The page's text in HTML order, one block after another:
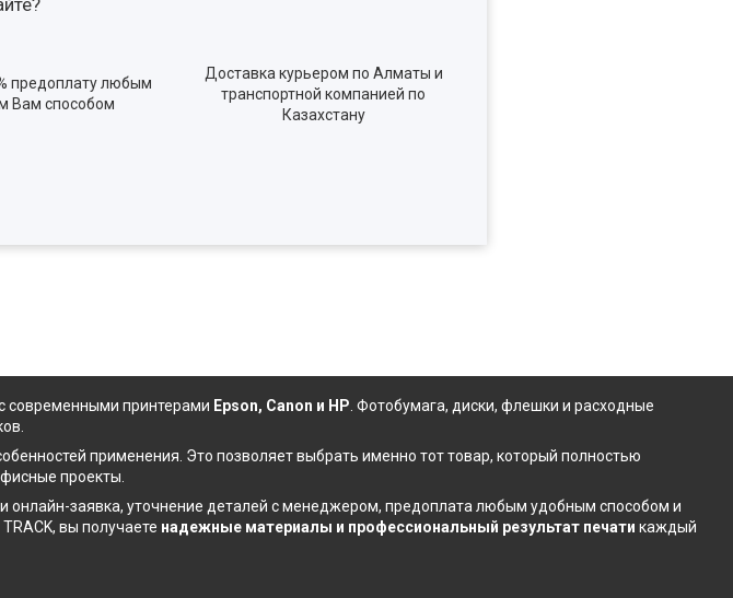
предоплату любым
Вам способом
Доставка курьером по Алматы и
транспортной компанией по
Казахстану
современными принтерами Epson, Canon и HP Фотобумага, диски, флешки и расходные
применения. Это позволяет выбрать именно тот товар, который полностью
проекты.
онлайн-заявка, уточнение деталей с менеджером, предоплата любым удобным способом и
вы получаете надежные материалы и профессиональный результат печати каждый